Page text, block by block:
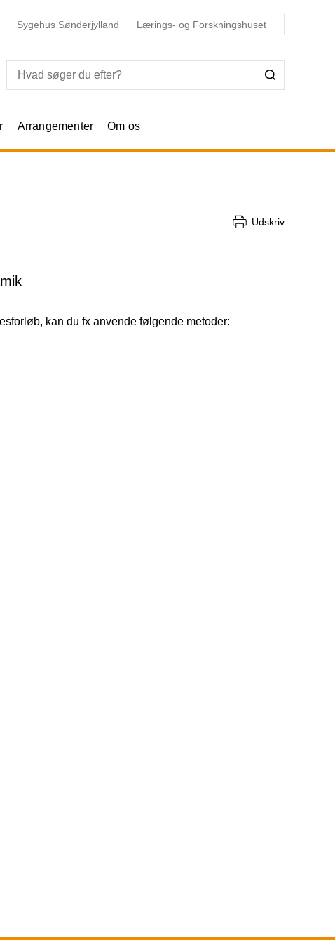
Sygehus Sønderjylland Lærings- og Forskningshuset
Arrangementer Om os
Udskriv
kan du fx anvende følgende metoder: